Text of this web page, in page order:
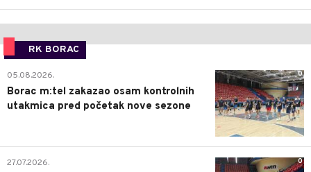
RK BORAC
0
05.08.2026.
Borac m:tel zakazao osam kontrolnih
utakmica pred početak nove sezone
0
27.07.2026.